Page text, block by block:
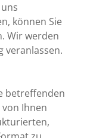
können Sie
Wir werden
veranlassen.
betreffenden
Ihnen